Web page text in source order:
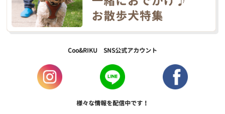
Coo&RIKU SNS公式アカウント
様々な情報を配信中です！